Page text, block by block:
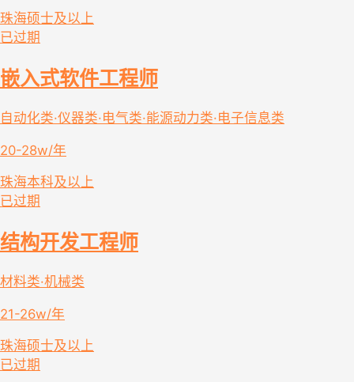
珠海硕士及以上
已过期
嵌入式软件工程师
自动化类·仪器类·电气类·能源动力类·电子信息类
20-28w/年
珠海本科及以上
已过期
结构开发工程师
材料类·机械类
21-26w/年
珠海硕士及以上
已过期